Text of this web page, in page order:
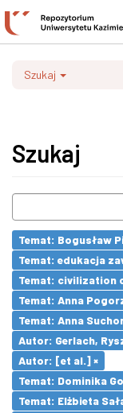
Szukaj
Szukaj
Temat: Bogusław
Temat: edukacja
Temat: civilization
Temat: Anna
Temat: Anna
Autor: Gerlach,
Autor: [et al.] ×
Temat: Dominika
Temat: Elżbieta